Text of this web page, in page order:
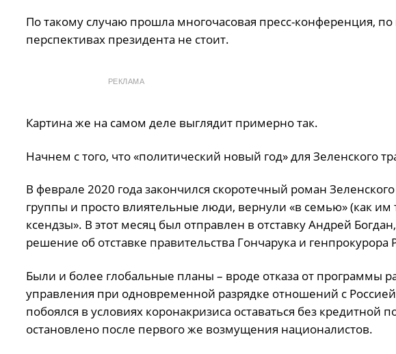
По такому случаю прошла многочасовая пресс-конференция,
перспективах президента не стоит.
РЕКЛАМА
Картина же на самом деле выглядит примерно так.
Начнем с того, что «политический новый год» для Зеленского
В феврале 2020 года закончился скоротечный роман
группы и просто влиятельные люди, вернули «в семью» (как им
ксендзы». В этот месяц был отправлен в отставку Андрей
решение об отставке правительства Гончарука и
Были и более глобальные планы – вроде отказа от программы
управления при одновременной разрядке отношений с
побоялся в условиях коронакризиса оставаться без
остановлено после первого же возмущения националистов.